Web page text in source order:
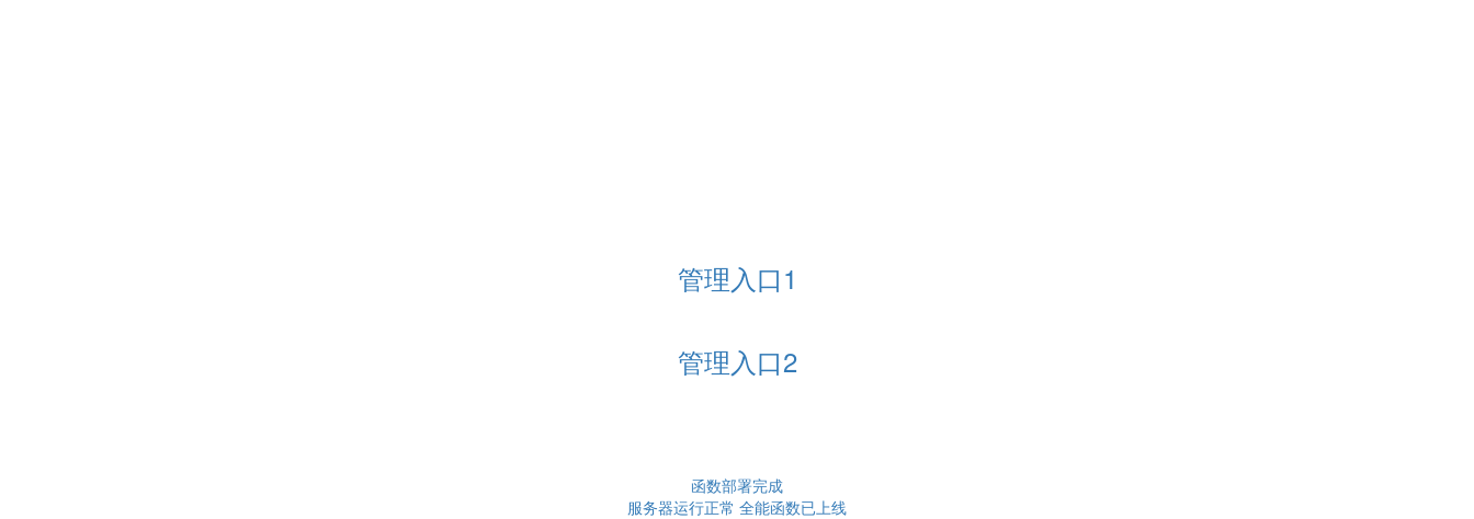
管理入口1
管理入口2
函数部署完成
服务器运行正常 全能函数已上线